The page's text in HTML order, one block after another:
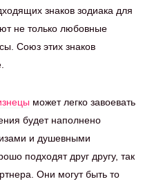
знаков зодиака для
не только любовные
Союз этих знаков
может легко завоевать
будет наполнено
и душевными
подходят друг другу, так
Они могут быть то